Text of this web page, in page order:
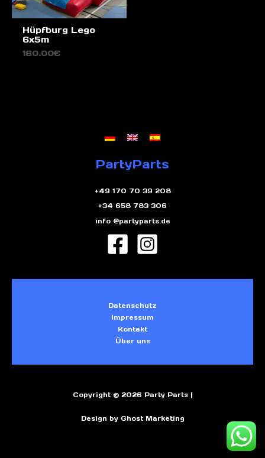
Hüpfburg Lego
6x5m
160.00€
PartyParts
+49 170 70 39 208
+34 658 783 306
info @partyparts.de
Datenschutz
Impressum
Kontakt
Über uns
Copyright © 2026 Party Parts |
Design by Ghost Marketing